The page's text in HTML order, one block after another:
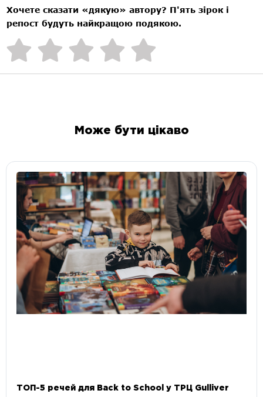
Хочете сказати «дякую» автору? П'ять зірок і
репост будуть найкращою подякою.
Може бути цікаво
ТОП-5 речей для Back to School у ТРЦ Gulliver